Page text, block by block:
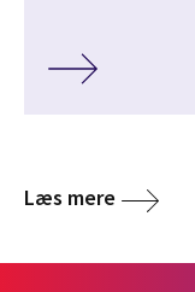
Læs mere